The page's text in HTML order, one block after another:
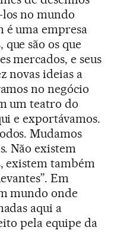
los no mundo
é uma empresa
são os que
mercados, e seus
novas ideias a
no negócio
um teatro do
e exportávamos.
Mudamos
Não existem
existem também
Em
mundo onde
aqui a
pela equipe da